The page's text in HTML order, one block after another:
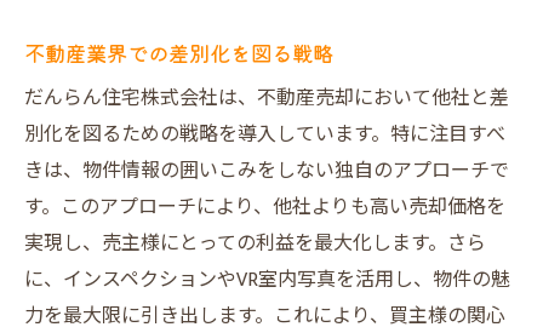
不動産業界での差別化を図る戦略
だんらん住宅株式会社は、不動産売却において他社と差
別化を図るための戦略を導入しています。特に注目すべ
きは、物件情報の囲いこみをしない独自のアプローチで
す。このアプローチにより、他社よりも高い売却価格を
実現し、売主様にとっての利益を最大化します。さら
に、インスペクションやVR室内写真を活用し、物件の魅
力を最大限に引き出します。これにより、買主様の関心